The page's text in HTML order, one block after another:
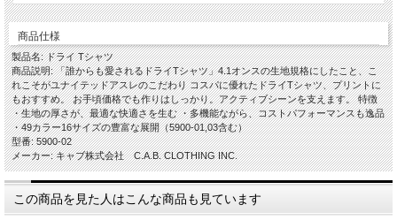
商品仕様
製品名: ドライ Tシャツ
商品説明: 「誰からも愛されるドライTシャツ」4.1オンスの生地規格にしたこと、こ
れこそがユナイテッドアスレのこだわり コスパに優れたドライTシャツ、プリントに
もおすすめ。 お手頃価格でも作りはしっかり。アクティブシーンを支えます。 特徴
・生地の厚さが、最適な快適さを生む ・多機能ながら、コストパフォーマンスも逸品
・49カラー16サイズの豊富な展開（5900-01,03含む）
型番: 5900-02
メーカー: キャブ株式会社 C.A.B. CLOTHING INC.
この商品を見た人はこんな商品も見ています